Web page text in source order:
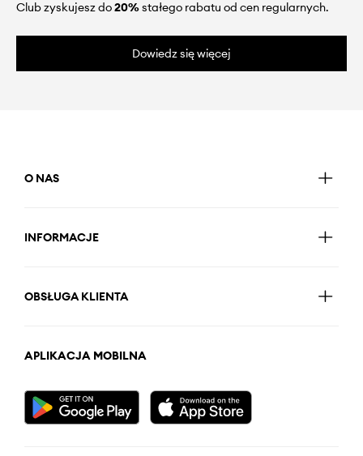
Club zyskujesz do20%stałego rabatu od cen regularnych.
Dowiedz się więcej
O NAS
INFORMACJE
OBSŁUGA KLIENTA
APLIKACJA MOBILNA